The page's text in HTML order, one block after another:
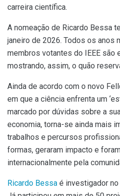
carreira científica.
A nomeação de Ricardo Bessa
janeiro de 2026. Todos os anos
membros votantes do IEEE são
mostrando, assim, o quão
Ainda de acordo com o novo
em que a ciência enfrenta um
marcado por dúvidas sobre a
economia, torna-se ainda mais
trabalhos e percursos
formas, geraram impacto e
internacionalmente pela
Ricardo Bessa é investigador no